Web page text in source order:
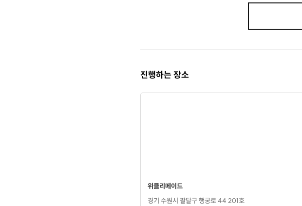
진행하는 장소
위클리메이드
경기 수원시 팔달구 행궁로 44 201호